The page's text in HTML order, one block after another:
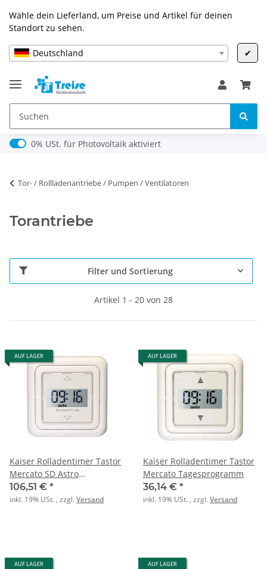
Wähle dein Lieferland, um Preise und Artikel für deinen
Standort zu sehen.
Deutschland ✔
0% USt. für Photovoltaik (§ 12 Abs. 3 UStG)
0% USt. für Photovoltaik aktiviert
Tor- / Rollladenantriebe / Pumpen / Ventilatoren
Torantriebe
Filter und Sortierung
Artikel 1 - 20 von 28
AUF LAGER
Kaiser Rolladentimer Tastor
Mercato SD Astro
Tages-/Wochenpr.
106,51 € *
inkl. 19% USt. , zzgl.Versand
AUF LAGER
Kaiser Rolladentimer Tastor
Mercato Tagesprogramm
36,14 € *
inkl. 19% USt. , zzgl.Versand
AUF LAGER AUF LAGER